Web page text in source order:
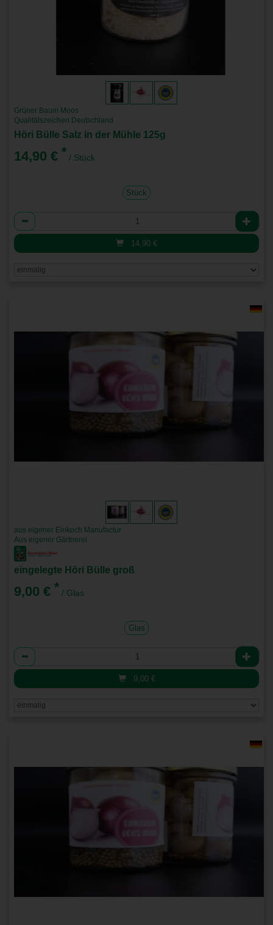
Grüner Baum Moos
Qualitätszeichen Deutschland
Höri Bülle Salz in der Mühle 125g
14,90 € * / Stück
Stück
Anzahl
14,90 €
aus eigener Einkoch Manufactur
Aus eigener Gärtnerei
eingelegte Höri Bülle groß
9,00 € * / Glas
Glas
Anzahl
9,00 €